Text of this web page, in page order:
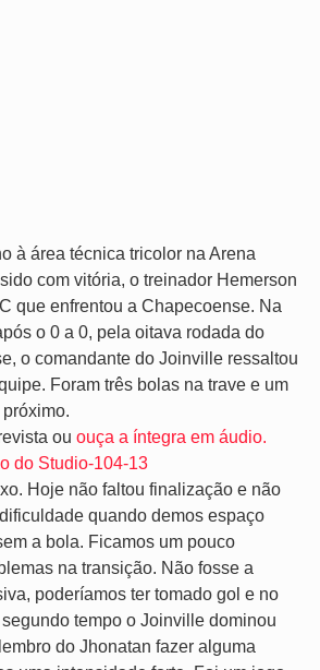
à área técnica tricolor na Arena
com vitória, o treinador Hemerson
que enfrentou a Chapecoense. Na
o 0 a 0, pela oitava rodada do
o comandante do Joinville ressaltou
Foram três bolas na trave e um
ou ouça a íntegra em áudio.
Hoje não faltou finalização e não
quando demos espaço
a bola. Ficamos um pouco
na transição. Não fosse a
poderíamos ter tomado gol e no
tempo o Joinville dominou
do Jhonatan fazer alguma